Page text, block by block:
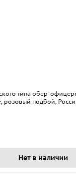
типа обер-
розовый подбой,
Нет в наличии